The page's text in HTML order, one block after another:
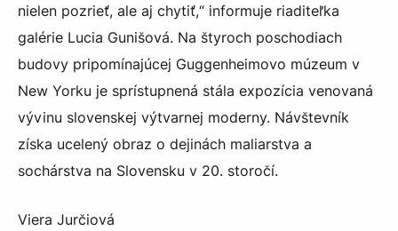
nielen pozrieť, ale aj chytiť,“ informuje riaditeľka
galérie Lucia Gunišová. Na štyroch poschodiach
budovy pripomínajúcej Guggenheimovo múzeum v
New Yorku je sprístupnená stála expozícia venovaná
vývinu slovenskej výtvarnej moderny. Návštevník
získa ucelený obraz o dejinách maliarstva a
sochárstva na Slovensku v 20. storočí.
Viera Jurčiová